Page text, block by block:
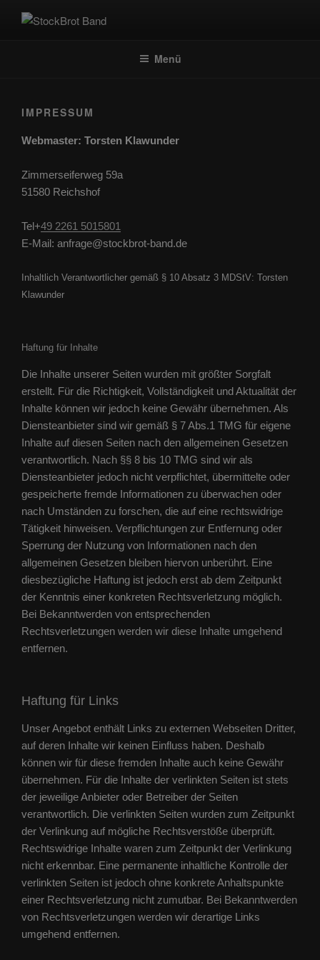
Menü
IMPRESSUM
Webmaster: Torsten Klawunder
Zimmerseiferweg 59a
51580 Reichshof
Tel+49 2261 5015801
E-Mail: anfrage@stockbrot-band.de
Inhaltlich Verantwortlicher gemäß § 10 Absatz 3 MDStV: Torsten
Klawunder
Haftung für Inhalte
Die Inhalte unserer Seiten wurden mit größter Sorgfalt
erstellt. Für die Richtigkeit, Vollständigkeit und Aktualität der
Inhalte können wir jedoch keine Gewähr übernehmen. Als
Diensteanbieter sind wir gemäß § 7 Abs.1 TMG für eigene
Inhalte auf diesen Seiten nach den allgemeinen Gesetzen
verantwortlich. Nach §§ 8 bis 10 TMG sind wir als
Diensteanbieter jedoch nicht verpflichtet, übermittelte oder
gespeicherte fremde Informationen zu überwachen oder
nach Umständen zu forschen, die auf eine rechtswidrige
Tätigkeit hinweisen. Verpflichtungen zur Entfernung oder
Sperrung der Nutzung von Informationen nach den
allgemeinen Gesetzen bleiben hiervon unberührt. Eine
diesbezügliche Haftung ist jedoch erst ab dem Zeitpunkt
der Kenntnis einer konkreten Rechtsverletzung möglich.
Bei Bekanntwerden von entsprechenden
Rechtsverletzungen werden wir diese Inhalte umgehend
entfernen.
Haftung für Links
Unser Angebot enthält Links zu externen Webseiten Dritter,
auf deren Inhalte wir keinen Einfluss haben. Deshalb
können wir für diese fremden Inhalte auch keine Gewähr
übernehmen. Für die Inhalte der verlinkten Seiten ist stets
der jeweilige Anbieter oder Betreiber der Seiten
verantwortlich. Die verlinkten Seiten wurden zum Zeitpunkt
der Verlinkung auf mögliche Rechtsverstöße überprüft.
Rechtswidrige Inhalte waren zum Zeitpunkt der Verlinkung
nicht erkennbar. Eine permanente inhaltliche Kontrolle der
verlinkten Seiten ist jedoch ohne konkrete Anhaltspunkte
einer Rechtsverletzung nicht zumutbar. Bei Bekanntwerden
von Rechtsverletzungen werden wir derartige Links
umgehend entfernen.